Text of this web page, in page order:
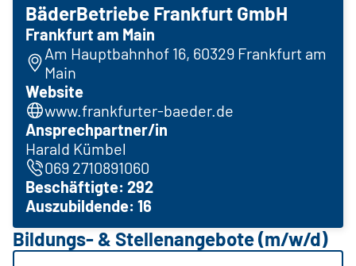
BäderBetriebe Frankfurt GmbH
Frankfurt am Main
Am Hauptbahnhof 16, 60329 Frankfurt am
Main
Website
www.frankfurter-baeder.de
Ansprechpartner/in
Harald Kümbel
069 2710891060
Beschäftigte: 292
Auszubildende: 16
Bildungs- & Stellenangebote (m/w/d)